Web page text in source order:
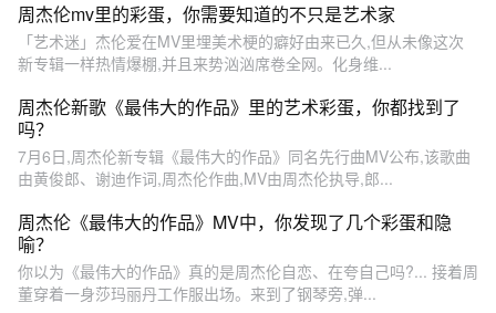
周杰伦mv里的彩蛋，你需要知道的不只是艺术家
「艺术迷」杰伦爱在MV里埋美术梗的癖好由来已久,但从未像这次
新专辑一样热情爆棚,并且来势汹汹席卷全网。化身维...
​周杰伦新歌《最伟大的作品》里的艺术彩蛋，你都找到了
吗？
7月6日,周杰伦新专辑《最伟大的作品》同名先行曲MV公布,该歌曲
由黄俊郎、谢迪作词,周杰伦作曲,MV由周杰伦执导,郎...
周杰伦《最伟大的作品》MV中，你发现了几个彩蛋和隐
喻？
你以为《最伟大的作品》真的是周杰伦自恋、在夸自己吗?... 接着周
董穿着一身莎玛丽丹工作服出场。来到了钢琴旁,弹...